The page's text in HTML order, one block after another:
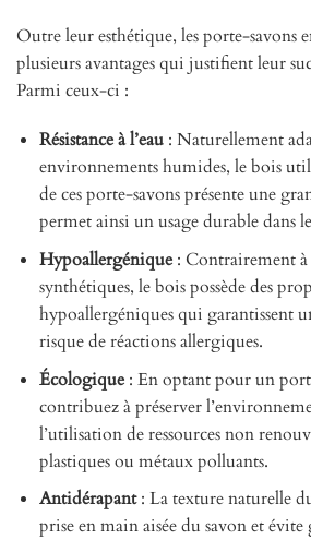
Outre leur esthétique, les porte-savons
plusieurs avantages qui justifient leur
Parmi ceux-ci :
Résistance à l’eau: Naturellement
environnements humides, le bois
de ces porte-savons présente une
permet ainsi un usage durable dans
Hypoallergénique: Contrairement à
synthétiques, le bois possède des
hypoallergéniques qui garantissent
risque de réactions allergiques.
Écologique: En optant pour un
contribuez à préserver
l’utilisation de ressources non
plastiques ou métaux polluants.
Antidérapant: La texture naturelle
prise en main aisée du savon et